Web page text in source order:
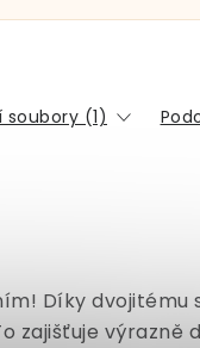
soubory (1)
Díky dvojitému
zajišťuje výrazně